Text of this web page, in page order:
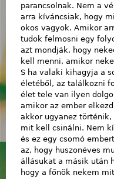
parancsolnak. Nem a
arra kíváncsiak, hogy
okos vagyok. Amikor
tudok felmosni egy
azt mondják, hogy
kell menni, amikor
S ha valaki kihagyja a
életéből, az találkozni
élet tele van ilyen
amikor az ember
akkor ugyanez
mit kell csinálni. Nem
és ez egy csomó
az, hogy huszonéves
állásukat a másik után
hogy a főnök nekem